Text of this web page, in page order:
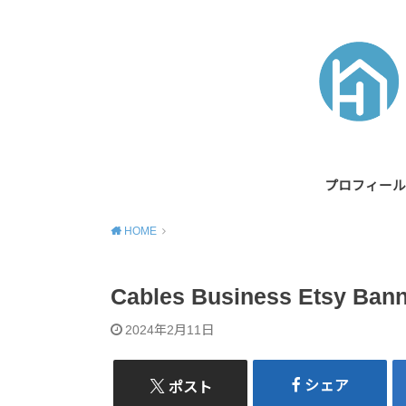
プロフィール
HOME
Cables Business Etsy
2024年2月11日
ポスト シェア